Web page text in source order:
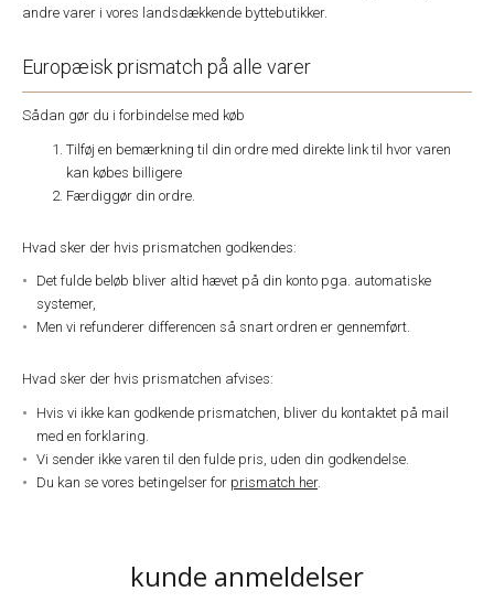
andre varer i vores landsdækkende byttebutikker.
Europæisk prismatch på alle varer
Sådan gør du i forbindelse med køb
Tilføj en bemærkning til din ordre med direkte link til hvor varen
kan købes billigere
Færdiggør din ordre.
Hvad sker der hvis prismatchen godkendes:
Det fulde beløb bliver altid hævet på din konto pga. automatiske
systemer,
Men vi refunderer differencen så snart ordren er gennemført.
Hvad sker der hvis prismatchen afvises:
Hvis vi ikke kan godkende prismatchen, bliver du kontaktet på mail
med en forklaring.
Vi sender ikke varen til den fulde pris, uden din godkendelse.
Du kan se vores betingelser for prismatch her.
kunde anmeldelser